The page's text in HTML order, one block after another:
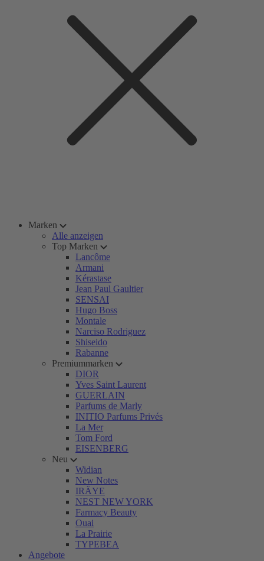
Marken
Alle anzeigen
Top Marken
Lancôme
Armani
Kérastase
Jean Paul Gaultier
SENSAI
Hugo Boss
Montale
Narciso Rodriguez
Shiseido
Rabanne
Premiummarken
DIOR
Yves Saint Laurent
GUERLAIN
Parfums de Marly
INITIO Parfums Privés
La Mer
Tom Ford
EISENBERG
Neu
Widian
New Notes
IRÄYE
NEST NEW YORK
Farmacy Beauty
Ouai
La Prairie
TYPEBEA
Angebote